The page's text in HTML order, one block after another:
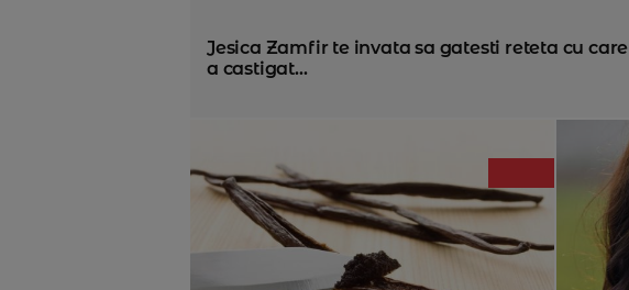
Jesica Zamfir te invata sa gatesti reteta cu care
a castigat...